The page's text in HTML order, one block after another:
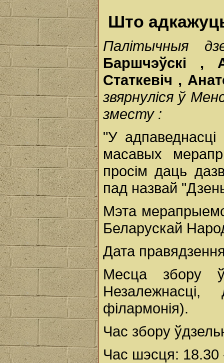
Што
Палітычныя
Баршчэўскі ,
Статкевіч ,
звярнуліся ў
зместу :
"У
масавых
просім даць
пад назвай
Мэта
Беларускай
Дата
Месца збору
філармонія).
Час збору
Час шэсця: 18.30